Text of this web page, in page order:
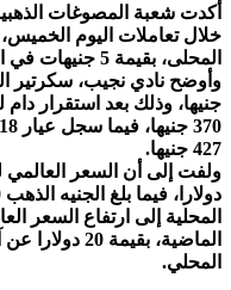
أكدت شعبة المصوغات
خلال تعاملات اليوم
المحلى، بقيمة 5 جنيهات في الجرام الواحد.
جنيها، وذلك بعد استقرار دام
427 جنيها.
المحلية إلى ارتفاع السعر
الماضية،
المحلي.